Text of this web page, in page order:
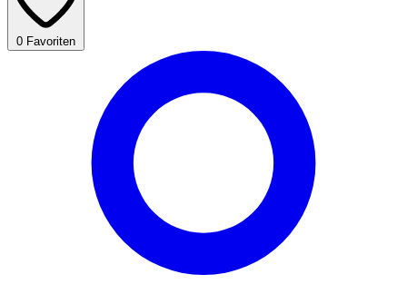
0 Favoriten